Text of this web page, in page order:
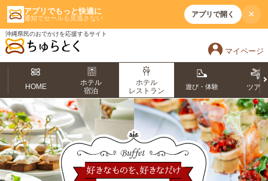
アプリでもっと快適に
通知でセールも見逃さない アプリで開く ×
沖縄県民のおでかけを応援するサイト
マイページ
HOME
ホテル
宿泊
ホテル
レストラン
遊び・体験 ツアー